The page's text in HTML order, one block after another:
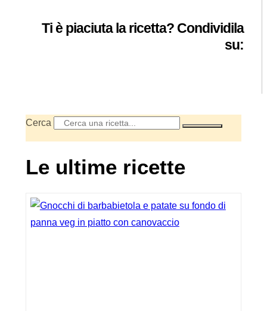
Ti è piaciuta la ricetta? Condividila
su:
Cerca
Le ultime ricette